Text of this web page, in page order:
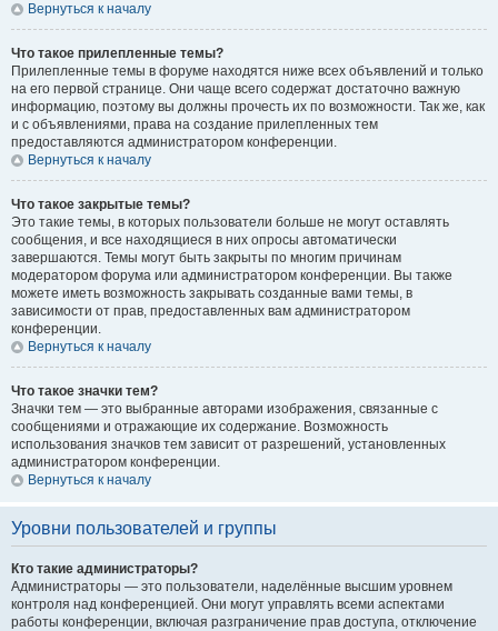
Вернуться к началу
Что такое прилепленные темы?
Прилепленные темы в форуме находятся ниже всех объявлений и только
на его первой странице. Они чаще всего содержат достаточно важную
информацию, поэтому вы должны прочесть их по возможности. Так же, как
и с объявлениями, права на создание прилепленных тем
предоставляются администратором конференции.
Вернуться к началу
Что такое закрытые темы?
Это такие темы, в которых пользователи больше не могут оставлять
сообщения, и все находящиеся в них опросы автоматически
завершаются. Темы могут быть закрыты по многим причинам
модератором форума или администратором конференции. Вы также
можете иметь возможность закрывать созданные вами темы, в
зависимости от прав, предоставленных вам администратором
конференции.
Вернуться к началу
Что такое значки тем?
Значки тем — это выбранные авторами изображения, связанные с
сообщениями и отражающие их содержание. Возможность
использования значков тем зависит от разрешений, установленных
администратором конференции.
Вернуться к началу
Уровни пользователей и группы
Кто такие администраторы?
Администраторы — это пользователи, наделённые высшим уровнем
контроля над конференцией. Они могут управлять всеми аспектами
работы конференции, включая разграничение прав доступа, отключение